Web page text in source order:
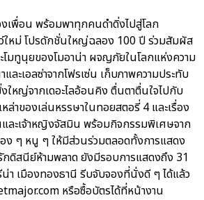
พื่อน พร้อมพาทุกคนดำดิ่งไปสู่โลก
ใหม่ โปรดักชั่นใหญ่ฉลอง 100 ปี ร่วมสัมผัส
โมทูนุยของโมอาน่า ผจญภัยในโลกแห่งความ
ละเอลซ่าจากโฟรเซ่น เก็บภาพความประทับ
ใหญ่จากเดอะไลอ้อนคิง ตื่นตาตื่นใจไปกับ
ล่าของเล่นหรรษาในทอยสตอรี่ 4 และเรื่อง
และเจ้าหญิงจัสมิน พร้อมกิจกรรมพิเศษจาก
ๆ หนู ๆ ให้มีส่วนร่วมตลอดทั้งการแสดง
สนีย์ห้ามพลาด ยังมีรอบการแสดงถึง 31
เมืองทองธานี รีบจับจองที่นั่งดี ๆ ได้แล้ว
หรือซื้อบัตรได้ที่หน้างาน